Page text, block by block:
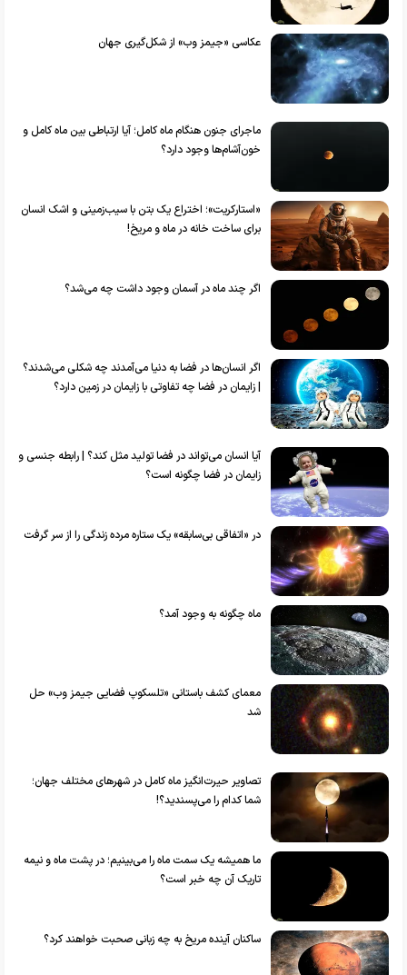
عکاسی «جیمز وب» از شکل‌گیری جهان
ماجرای جنون هنگام ماه کامل؛ آیا ارتباطی بین ماه کامل و
خون‌آشام‌ها وجود دارد؟
«استارکریت»؛ اختراع یک بتن با سیب‌زمینی و اشک انسان
برای ساخت خانه در ماه و مریخ!
اگر چند ماه در آسمان وجود داشت چه می‌شد؟
اگر انسان‌ها در فضا به دنیا می‌آمدند چه شکلی می‌شدند؟
| زایمان در فضا چه تفاوتی با زایمان در زمین دارد؟
آیا انسان می‌تواند در فضا تولید مثل کند؟ | رابطه جنسی و
زایمان در فضا چگونه است؟
در «اتفاقی بی‌سابقه» یک ستاره مرده زندگی را از سر گرفت
ماه چگونه به وجود آمد؟
معمای کشف باستانی «تلسکوپ فضایی جیمز وب» حل
شد
تصاویر حیرت‌انگیز ماه کامل در شهر‌های مختلف جهان؛
شما کدام‌ را می‌پسندید؟!
ما همیشه یک سمت ماه را می‌بینیم؛ در پشت ماه و نیمه
تاریک آن چه خبر است؟
ساکنان آینده مریخ به چه زبانی صحبت خواهند کرد؟